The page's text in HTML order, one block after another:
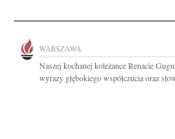
WARSZAWA
Naszej kochanej koleżance Renacie
wyrazy głębokiego współczucia oraz